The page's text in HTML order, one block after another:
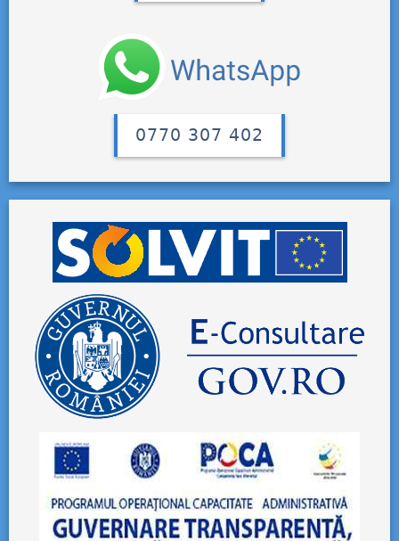
0770 307 402